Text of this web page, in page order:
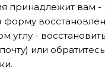
принадлежит вам -
форму
углу -
или